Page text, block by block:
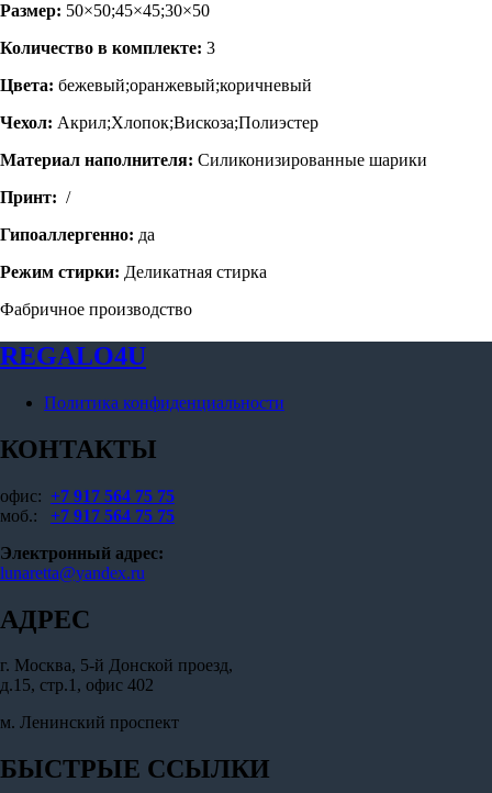
Размер: 50×50;45×45;30×50
Количество в комплекте: 3
Цвета: бежевый;оранжевый;коричневый
Чехол: Акрил;Хлопок;Вискоза;Полиэстер
Материал наполнителя: Силиконизированные шарики
Принт: /
Гипоаллергенно: да
Режим стирки: Деликатная стирка
Фабричное производство
REGALO4U
Политика конфиденциальности
КОНТАКТЫ
офис: +7 917 564 75 75
моб.: +7 917 564 75 75
Электронный адрес:
lunaretta@yandex.ru
АДРЕС
г. Москва, 5-й Донской проезд,
д.15, стр.1, офис 402
м. Ленинский проспект
БЫСТРЫЕ ССЫЛКИ